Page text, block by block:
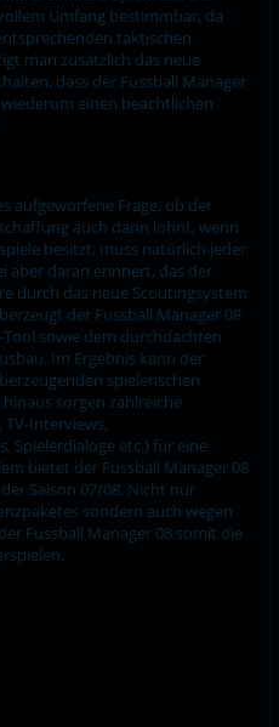
Umfang bestimmbar, da
taktischen
man zusätzlich das neue
dass der Fussball Manager
einen beachtlichen
aufgeworfene Frage, ob der
auch dann lohnt, wenn
besitzt, muss natürlich jeder
aber daran erinnert, das der
durch das neue Scoutingsystem
der Fussball Manager 08
sowie dem durchdachten
Im Ergebnis kann der
spielerischen
sorgen zahlreiche
TV-Interviews,
Spielerdialoge etc.) für eine
bietet der Fussball Manager 08
Saison 07/08. Nicht nur
sondern auch wegen
Fussball Manager 08 somit die